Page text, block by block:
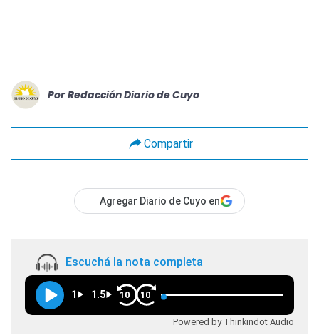
Por Redacción Diario de Cuyo
Compartir
Agregar Diario de Cuyo en
Escuchá la nota completa
1 1.5 10 10
Powered by Thinkindot Audio